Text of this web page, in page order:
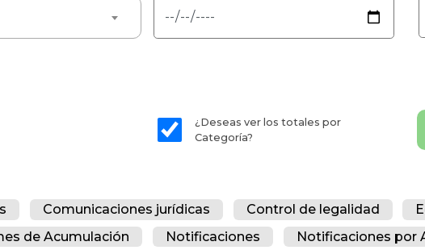
¿Deseas ver los totales por
Categoría?
Comunicaciones jurídicas Control de legalidad
de Acumulación Notificaciones
Notificaciones por